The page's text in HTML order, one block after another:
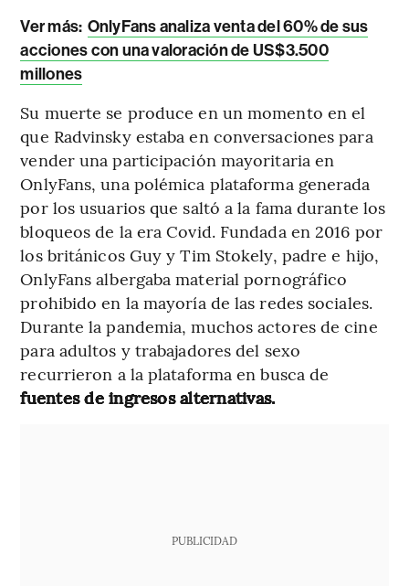
Ver más: OnlyFans analiza venta del 60% de sus
acciones con una valoración de US$3.500
millones
Su muerte se produce en un momento en el
que Radvinsky estaba en conversaciones para
vender una participación mayoritaria en
OnlyFans, una polémica plataforma generada
por los usuarios que saltó a la fama durante los
bloqueos de la era Covid. Fundada en 2016 por
los británicos Guy y Tim Stokely, padre e hijo,
OnlyFans albergaba material pornográfico
prohibido en la mayoría de las redes sociales.
Durante la pandemia, muchos actores de cine
para adultos y trabajadores del sexo
recurrieron a la plataforma en busca de
fuentes de ingresos alternativas.
PUBLICIDAD